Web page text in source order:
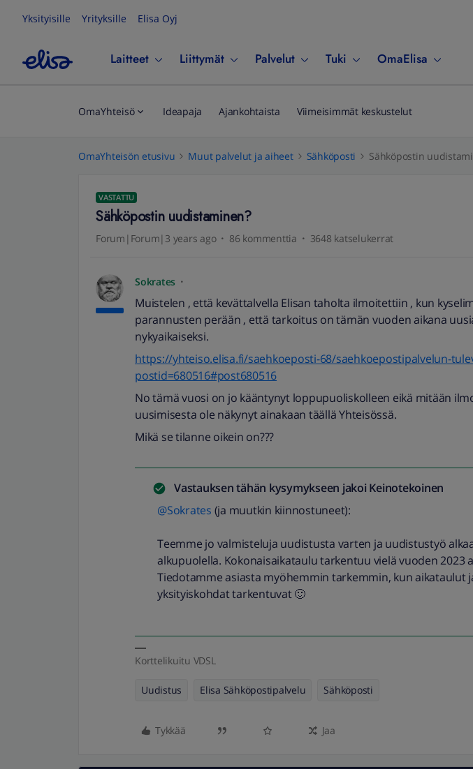
Yksityisille Yrityksille Elisa Oyj
Laitteet Liittymät Palvelut Tuki OmaElisa
OmaYhteisö Ideapaja Ajankohtaista Viimeisimmät keskustelut
OmaYhteisön etusivu Muut palvelut ja aiheet Sähköposti Sähköpostin
VASTATTU
Sähköpostin uudistaminen?
Forum|Forum|3 years ago 86 kommenttia 3648 katselukerrat
Sokrates
Muistelen , että kevättalvella Elisan taholta ilmoitettiin , kun
parannusten perään , että tarkoitus on tämän vuoden aikana
nykyaikaiseksi.
https://yhteiso.elisa.fi/saehkoeposti-68/saehkoepostipalvelun-
postid=680516#post680516
No tämä vuosi on jo kääntynyt loppupuoliskolleen eikä mitään
uusimisesta ole näkynyt ainakaan täällä Yhteisössä.
Mikä se tilanne oikein on???
Vastauksen tähän kysymykseen jakoi Keinotekoinen
@Sokrates (ja muutkin kiinnostuneet):
Teemme jo valmisteluja uudistusta varten ja uudistustyö
alkupuolella. Kokonaisaikataulu tarkentuu vielä vuoden 2023
Tiedotamme asiasta myöhemmin tarkemmin, kun aikataulut
yksityiskohdat tarkentuvat 🙂
Korttelikuitu VDSL
Uudistus Elisa Sähköpostipalvelu Sähköposti
Tykkää Jaa